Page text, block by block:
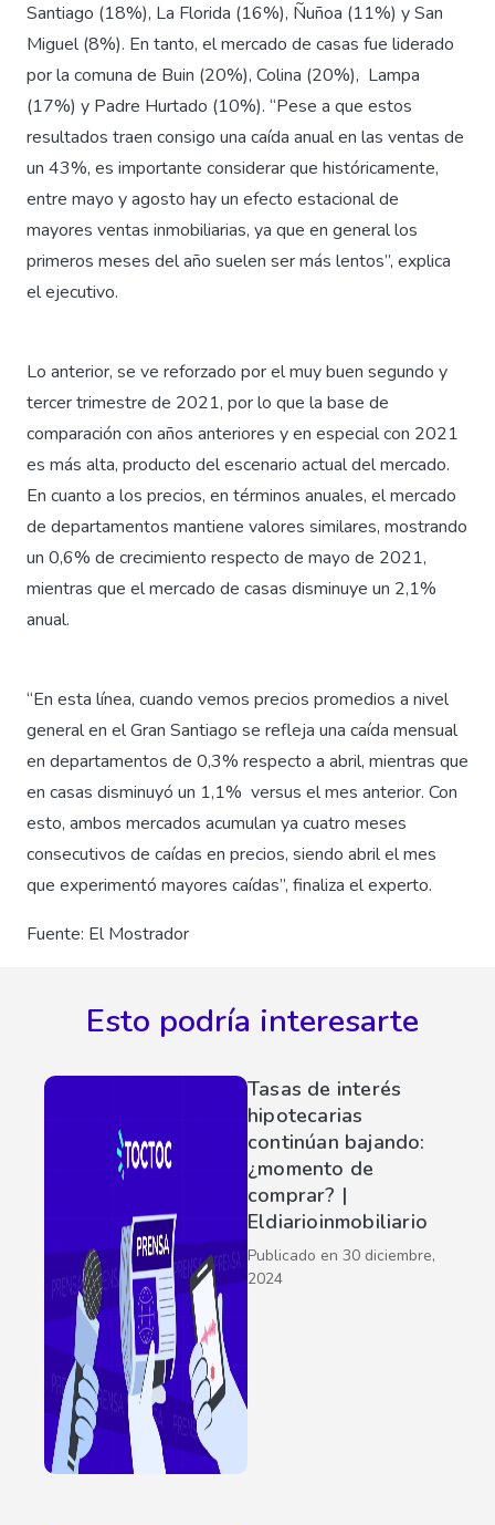
Santiago (18%), La Florida (16%), Ñuñoa (11%) y San
Miguel (8%). En tanto, el mercado de casas fue liderado
por la comuna de Buin (20%), Colina (20%), Lampa
(17%) y Padre Hurtado (10%). “Pese a que estos
resultados traen consigo una caída anual en las ventas de
un 43%, es importante considerar que históricamente,
entre mayo y agosto hay un efecto estacional de
mayores ventas inmobiliarias, ya que en general los
primeros meses del año suelen ser más lentos”, explica
el ejecutivo.
Lo anterior, se ve reforzado por el muy buen segundo y
tercer trimestre de 2021, por lo que la base de
comparación con años anteriores y en especial con 2021
es más alta, producto del escenario actual del mercado.
En cuanto a los precios, en términos anuales, el mercado
de departamentos mantiene valores similares, mostrando
un 0,6% de crecimiento respecto de mayo de 2021,
mientras que el mercado de casas disminuye un 2,1%
anual.
“En esta línea, cuando vemos precios promedios a nivel
general en el Gran Santiago se refleja una caída mensual
en departamentos de 0,3% respecto a abril, mientras que
en casas disminuyó un 1,1% versus el mes anterior. Con
esto, ambos mercados acumulan ya cuatro meses
consecutivos de caídas en precios, siendo abril el mes
que experimentó mayores caídas”, finaliza el experto.
Fuente: El Mostrador
Esto podría interesarte
Tasas de interés
hipotecarias
continúan bajando:
¿momento de
comprar? |
Eldiarioinmobiliario
Publicado en 30 diciembre,
2024